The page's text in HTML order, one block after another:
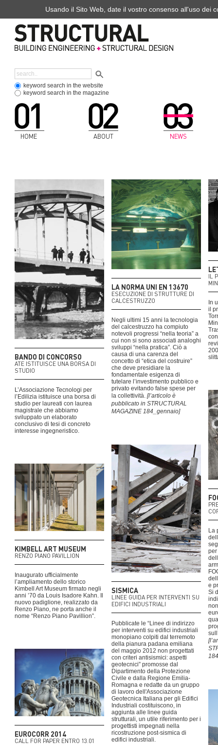
keyword search in the website
keyword search in the magazine
HOME ABOUT NEWS
BANDO DI CONCORSO
ATE ISTITUISCE UNA BORSA DI
STUDIO
L’Associazione Tecnologi per
l’Edilizia istituisce una borsa di
studio per laureati con laurea
magistrale che abbiamo
sviluppato un elaborato
conclusivo di tesi di concreto
interesse ingegneristico.
LA NORMA UNI EN 13670
ESECUZIONE DI STRUTTURE DI
CALCESTRUZZO
Negli ultimi 15 anni la tecnologia
del calcestruzzo ha compiuto
notevoli progressi “nella teoria” a
cui non si sono associati analoghi
sviluppi “nella pratica”. Ciò a
causa di una carenza del
concetto di “etica del costruire”
che deve presidiare la
fondamentale esigenza di
tutelare l’investimento pubblico e
privato evitando false spese per
la collettività. [l’articolo è
pubblicato in STRUCTURAL
MAGAZINE 184_gennaio]
IL
In
il
La
e
Si
SISMICA
LINEE GUIDA PER INTERVENTI SU
EDIFICI INDUSTRIALI
Pubblicate le “Linee di indirizzo
per interventi su edifici industriali
monopiano colpiti dal terremoto
della pianura padana emiliana
del maggio 2012 non progettati
con criteri antisismici: aspetti
geotecnici” promosse dal
Dipartimento della Protezione
Civile e dalla Regione Emilia-
Romagna e redatte da un gruppo
di lavoro dell'Associazione
Geotecnica Italiana per gli Edifici
Industriali costituiscono, in
aggiunta alle linee guida
strutturali, un utile riferimento per i
progettisti impegnati nella
ricostruzione post-sismica di
edifici industriali.
KIMBELL ART MUSEUM
RENZO PIANO PAVILLION
Inaugurato ufficialmente
l’ampliamento dello storico
Kimbell Art Museum firmato negli
anni ’70 da Louis Isadore Kahn. Il
nuovo padiglione, realizzato da
Renzo Piano, ne porta anche il
nome “Renzo Piano Pavillion”.
EUROCORR 2014
CALL FOR PAPER ENTRO 13.01
Usando il Sito Web, date il vostro consenso all'uso